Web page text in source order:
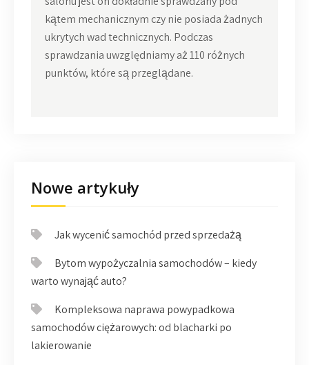
kątem mechanicznym czy nie posiada żadnych
ukrytych wad technicznych. Podczas
sprawdzania uwzględniamy aż 110 różnych
punktów, które są przeglądane.
Nowe artykuły
Jak wycenić samochód przed sprzedażą
Bytom wypożyczalnia samochodów – kiedy
warto wynająć auto?
Kompleksowa naprawa powypadkowa
samochodów ciężarowych: od blacharki po
lakierowanie